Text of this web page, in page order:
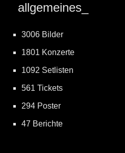
allgemeines_
3006 Bilder
1801 Konzerte
1092 Setlisten
561 Tickets
294 Poster
47 Berichte